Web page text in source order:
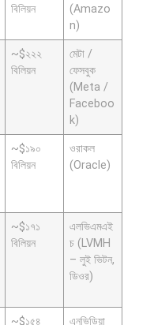
বিশেষ ইন-
ডেপ্থ রিপোর্ট:
ক্রীড়া
বিলিয়ন
(Amazo
n)
~$২২২
বিলিয়ন
মেটা /
ফেসবুক
(Meta /
Faceboo
k)
~$১৯০
বিলিয়ন
ওরাকল
(Oracle)
~$১৭১
বিলিয়ন
এলভিএমএই
চ (LVMH
– লুই ভিটন,
ডিওর)
~$১৫৪
এনভিডিয়া